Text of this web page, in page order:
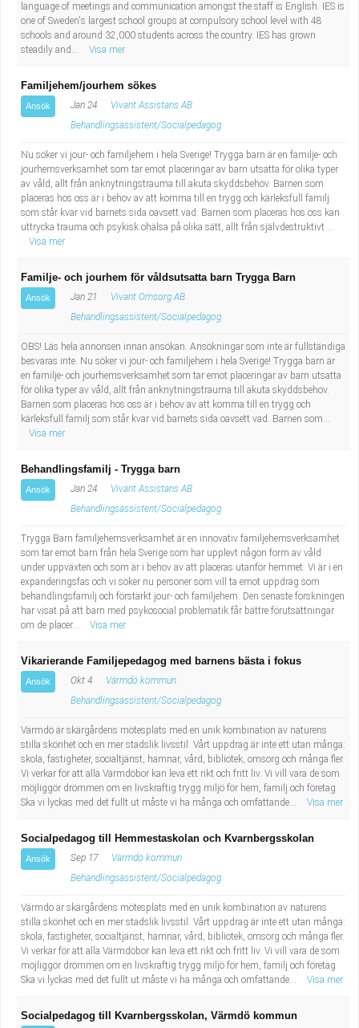
language of meetings and communication amongst the staff is English. IES is
one of Sweden's largest school groups at compulsory school level with 48
schools and around 32,000 students across the country. IES has grown
steadily and...
Visa mer
Familjehem/jourhem sökes
Ansök Jan 24
Vivant Assistans AB
Behandlingsassistent/Socialpedagog
Nu söker vi jour- och familjehem i hela Sverige! Trygga barn är en familje- och
jourhemsverksamhet som tar emot placeringar av barn utsatta för olika typer
av våld, allt från anknytningstrauma till akuta skyddsbehov. Barnen som
placeras hos oss är i behov av att komma till en trygg och kärleksfull familj
som står kvar vid barnets sida oavsett vad. Barnen som placeras hos oss kan
uttrycka trauma och psykisk ohälsa på olika sätt, allt från självdestruktivt ...
Visa mer
Familje- och jourhem för våldsutsatta barn Trygga Barn
Ansök Jan 21
Vivant Omsorg AB
Behandlingsassistent/Socialpedagog
OBS! Läs hela annonsen innan ansökan. Ansökningar som inte är fullständiga
besvaras inte. Nu söker vi jour- och familjehem i hela Sverige! Trygga barn är
en familje- och jourhemsverksamhet som tar emot placeringar av barn utsatta
för olika typer av våld, allt från anknytningstrauma till akuta skyddsbehov.
Barnen som placeras hos oss är i behov av att komma till en trygg och
kärleksfull familj som står kvar vid barnets sida oavsett vad. Barnen som...
Visa mer
Behandlingsfamilj - Trygga barn
Ansök Jan 24
Vivant Assistans AB
Behandlingsassistent/Socialpedagog
Trygga Barn familjehemsverksamhet är en innovativ familjehemsverksamhet
som tar emot barn från hela Sverige som har upplevt någon form av våld
under uppväxten och som är i behov av att placeras utanför hemmet. Vi är i en
expanderingsfas och vi söker nu personer som vill ta emot uppdrag som
behandlingsfamilj och förstärkt jour- och familjehem. Den senaste forskningen
har visat på att barn med psykosocial problematik får bättre förutsättningar
om de placer...
Visa mer
Vikarierande Familjepedagog med barnens bästa i fokus
Ansök Okt 4
Värmdö kommun
Behandlingsassistent/Socialpedagog
Värmdö är skärgårdens mötesplats med en unik kombination av naturens
stilla skönhet och en mer stadslik livsstil. Vårt uppdrag är inte ett utan många:
skola, fastigheter, socialtjänst, hamnar, vård, bibliotek, omsorg och många fler.
Vi verkar för att alla Värmdöbor kan leva ett rikt och fritt liv. Vi vill vara de som
möjliggör drömmen om en livskraftig trygg miljö för hem, familj och företag
Ska vi lyckas med det fullt ut måste vi ha många och omfattande...
Visa mer
Socialpedagog till Hemmestaskolan och Kvarnbergsskolan
Ansök Sep 17
Värmdö kommun
Behandlingsassistent/Socialpedagog
Värmdö är skärgårdens mötesplats med en unik kombination av naturens
stilla skönhet och en mer stadslik livsstil. Vårt uppdrag är inte ett utan många:
skola, fastigheter, socialtjänst, hamnar, vård, bibliotek, omsorg och många fler.
Vi verkar för att alla Värmdöbor kan leva ett rikt och fritt liv. Vi vill vara de som
möjliggör drömmen om en livskraftig trygg miljö för hem, familj och företag
Ska vi lyckas med det fullt ut måste vi ha många och omfattande...
Visa mer
Socialpedagog till Kvarnbergsskolan, Värmdö kommun